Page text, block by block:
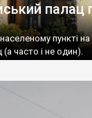
палац
пункті
(а часто і не один).